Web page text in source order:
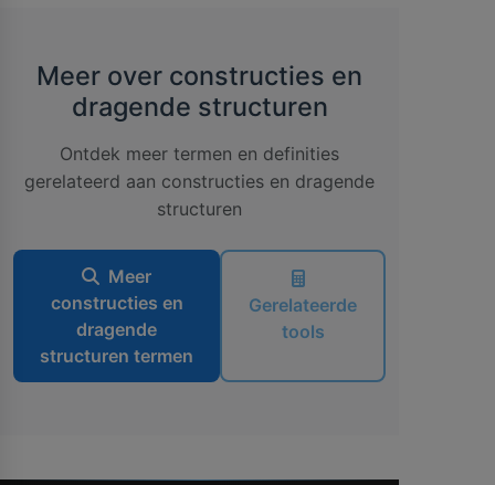
Meer over constructies en
dragende structuren
Ontdek meer termen en definities
gerelateerd aan constructies en dragende
structuren
Meer
constructies en
dragende
structuren termen
Gerelateerde
tools